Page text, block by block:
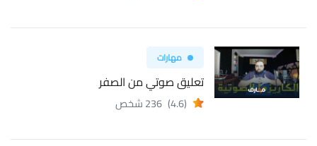
مهارات
تعليق صوتي من الصفر
(4.6) 236 شخص